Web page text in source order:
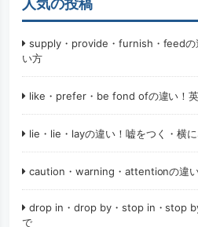
人気の投稿
supply・provide・furnish・feedの
い方
like・prefer・be fond ofの違い！
lie・lie・layの違い！嘘をつく・横
caution・warning・attentionの違
drop in・drop by・stop in・stop
で